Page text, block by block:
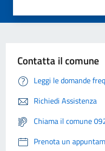
Contatta il comune
Leggi le domande
Richiedi Assistenza
Chiama il comune
Prenota un